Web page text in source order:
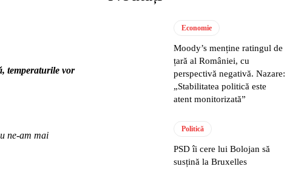
temperaturile vor
ne-am mai
Economie
Moody’s menține ratingul de
țară al României, cu
perspectivă negativă. Nazare:
„Stabilitatea politică este
atent monitorizată”
Politică
PSD îi cere lui Bolojan să
susțină la Bruxelles